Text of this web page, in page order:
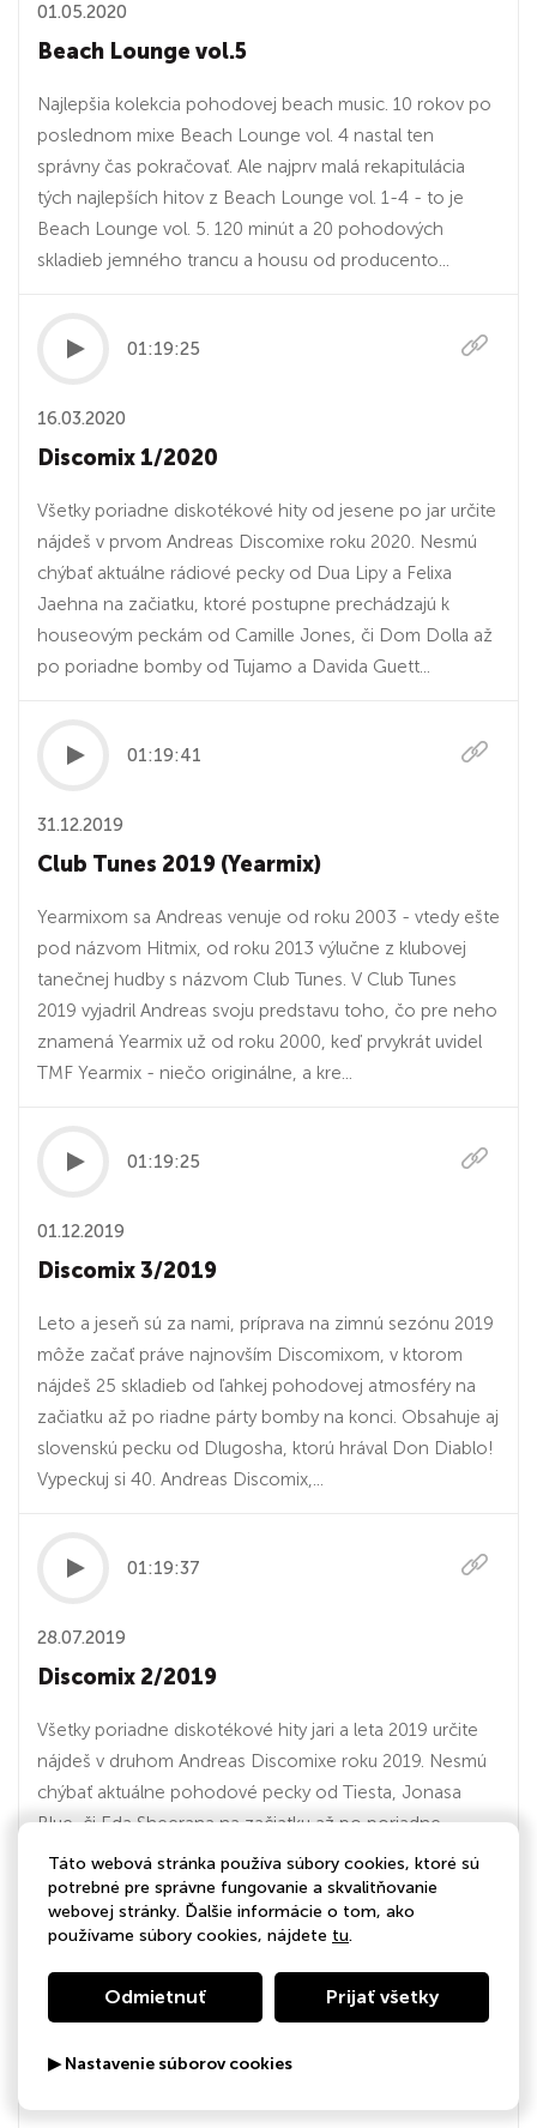
01.05.2020
Beach Lounge vol.5
Najlepšia kolekcia pohodovej beach music. 10 rokov po
poslednom mixe Beach Lounge vol. 4 nastal ten
správny čas pokračovať. Ale najprv malá rekapitulácia
tých najlepších hitov z Beach Lounge vol. 1-4 - to je
Beach Lounge vol. 5. 120 minút a 20 pohodových
skladieb jemného trancu a housu od producento...
01:19:25
16.03.2020
Discomix 1/2020
Všetky poriadne diskotékové hity od jesene po jar určite
nájdeš v prvom Andreas Discomixe roku 2020. Nesmú
chýbať aktuálne rádiové pecky od Dua Lipy a Felixa
Jaehna na začiatku, ktoré postupne prechádzajú k
houseovým peckám od Camille Jones, či Dom Dolla až
po poriadne bomby od Tujamo a Davida Guett...
01:19:41
31.12.2019
Club Tunes 2019 (Yearmix)
Yearmixom sa Andreas venuje od roku 2003 - vtedy ešte
pod názvom Hitmix, od roku 2013 výlučne z klubovej
tanečnej hudby s názvom Club Tunes. V Club Tunes
2019 vyjadril Andreas svoju predstavu toho, čo pre neho
znamená Yearmix už od roku 2000, keď prvykrát uvidel
TMF Yearmix - niečo originálne, a kre...
01:19:25
01.12.2019
Discomix 3/2019
Leto a jeseň sú za nami, príprava na zimnú sezónu 2019
môže začať práve najnovším Discomixom, v ktorom
nájdeš 25 skladieb od ľahkej pohodovej atmosféry na
začiatku až po riadne párty bomby na konci. Obsahuje aj
slovenskú pecku od Dlugosha, ktorú hrával Don Diablo!
Vypeckuj si 40. Andreas Discomix,...
01:19:37
28.07.2019
Discomix 2/2019
Všetky poriadne diskotékové hity jari a leta 2019 určite
nájdeš v druhom Andreas Discomixe roku 2019. Nesmú
chýbať aktuálne pohodové pecky od Tiesta, Jonasa
Blue, či Eda Sheerana na začiatku až po poriadne
bomby od CID, Don Diablo, Keanu Silva, či housová
pecka od slovenského DJ Steeveho. Bombujte...
01:14:32
Táto webová stránka používa súbory cookies, ktoré sú
potrebné pre správne fungovanie a skvalitňovanie
webovej stránky. Ďalšie informácie o tom, ako
používame súbory cookies, nájdete tu.
Odmietnuť Prijať všetky
▶ Nastavenie súborov cookies